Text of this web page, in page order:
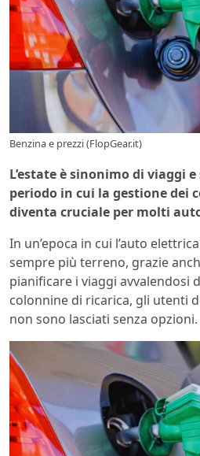
Benzina e prezzi (FlopGear.it)
L’estate è sinonimo di viaggi
periodo in cui la gestione dei
diventa cruciale per molti
In un’epoca in cui l’auto
sempre più terreno, grazie
pianificare i viaggi avvalendosi
colonnine di ricarica, gli utenti
non sono lasciati senza opzioni.